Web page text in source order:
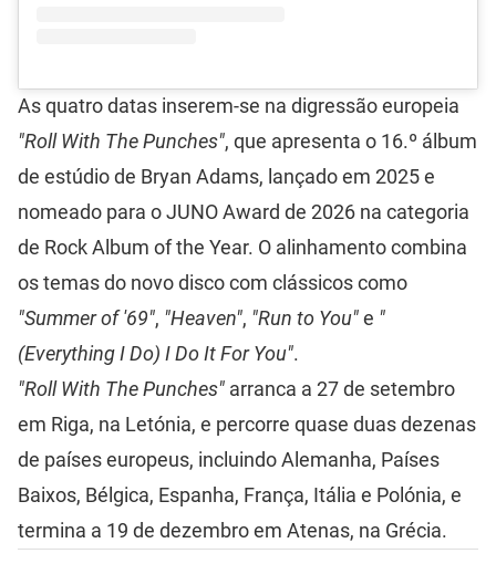
As quatro datas inserem-se na digressão europeia
"Roll With The Punches", que apresenta o 16.º álbum
de estúdio de Bryan Adams, lançado em 2025 e
nomeado para o JUNO Award de 2026 na categoria
de Rock Album of the Year. O alinhamento combina
os temas do novo disco com clássicos como
"Summer of '69", "Heaven", "Run to You"e "
(Everything I Do) I Do It For You".
"Roll With The Punches" arranca a 27 de setembro
em Riga, na Letónia, e percorre quase duas dezenas
de países europeus, incluindo Alemanha, Países
Baixos, Bélgica, Espanha, França, Itália e Polónia, e
termina a 19 de dezembro em Atenas, na Grécia.